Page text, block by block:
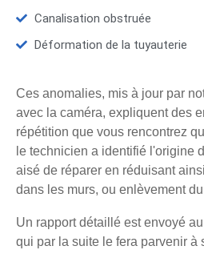
Canalisation obstruée
Déformation de la tuyauterie
Ces anomalies, mis à jour par
avec la caméra, expliquent des
répétition que vous rencontrez
le technicien a identifié l'origine
aisé de réparer en réduisant
dans les murs, ou enlèvement
Un rapport détaillé est envoyé
qui par la suite le fera parvenir à